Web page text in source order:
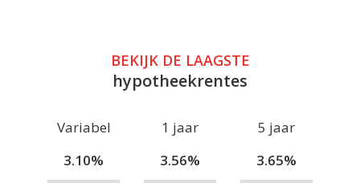
BEKIJK DE LAAGSTE
hypotheekrentes
Variabel
3.10%
1 jaar
3.56%
5 jaar
3.65%